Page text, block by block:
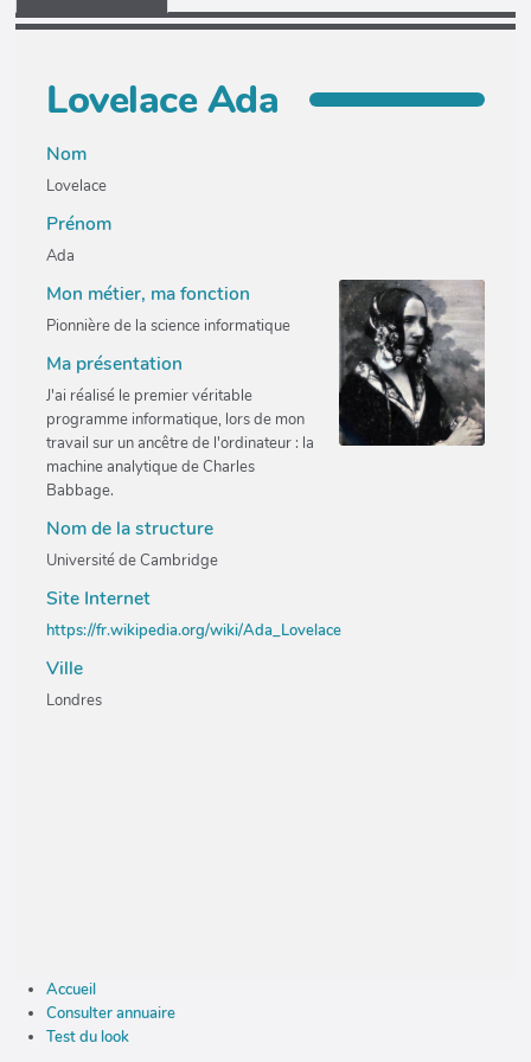
Lovelace Ada
Nom
Lovelace
Prénom
Ada
Mon métier, ma fonction
Pionnière de la science informatique
Ma présentation
J'ai réalisé le premier véritable
programme informatique, lors de mon
travail sur un ancêtre de l'ordinateur : la
machine analytique de Charles
Babbage.
Nom de la structure
Université de Cambridge
Site Internet
https://fr.wikipedia.org/wiki/Ada_Lovelace
Ville
Londres
Accueil
Consulter annuaire
Test du look